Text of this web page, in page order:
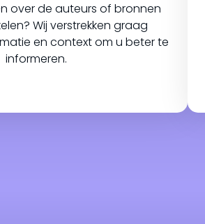
over de auteurs of bronnen
Wij verstrekken graag
en context om u beter te
informeren.